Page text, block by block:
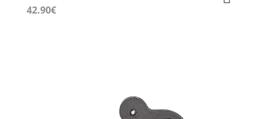
42.90€